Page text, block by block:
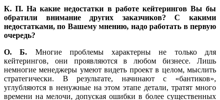
К. П. На какие недостатки в работе кейтерингов Вы бы
обратили внимание других заказчиков? С какими
недостатками, по Вашему мнению, надо работать в первую
очередь?
О. Б. Многие проблемы характерны не только для
кейтерингов, они проявляются в любом бизнесе. Лишь
немногие менеджеры умеют видеть проект в целом, мыслить
стратегически. В результате, начинают с «бантиков»,
углубляются в ненужные на этом этапе детали, тратят много
времени на мелочи, допуская ошибки в более существенных